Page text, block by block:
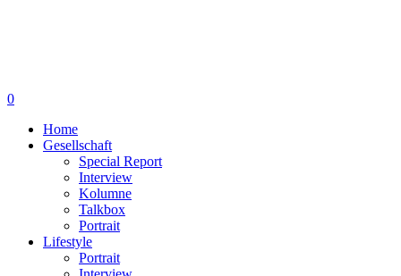
0
Home
Gesellschaft
Special Report
Interview
Kolumne
Talkbox
Portrait
Lifestyle
Portrait